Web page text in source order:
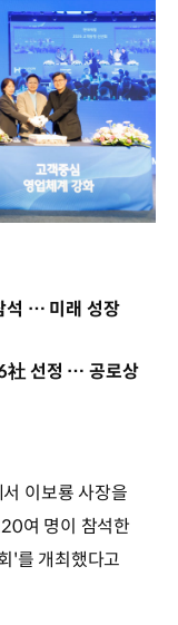
석 … 미래 성장
社 선정 … 공로상
이보룡 사장을
여 명이 참석한
'를 개최했다고